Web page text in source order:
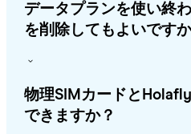
データプランを使い終
を削除してもよいです
物理SIMカードと
できますか？